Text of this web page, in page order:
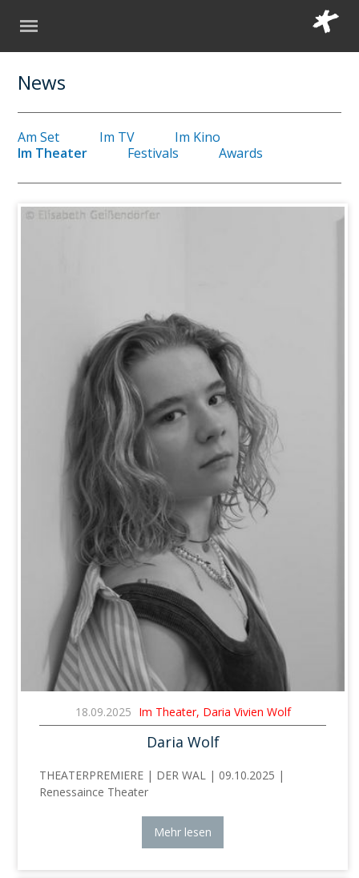
News
Am Set Im TV
Im Kino
Im Theater
Festivals Awards
18.09.2025 Im Theater, Daria Vivien Wolf
Daria Wolf
THEATERPREMIERE | DER WAL | 09.10.2025 |
Renessaince Theater
Mehr lesen